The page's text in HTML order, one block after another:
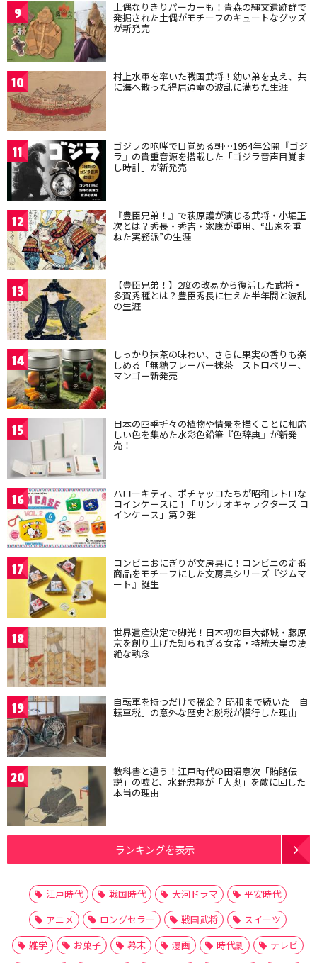
9 土偶なりきりパーカーも！青森の縄文遺跡群で
発掘された土偶がモチーフのキュートなグッズ
が新発売
10 村上水軍を率いた戦国武将！幼い弟を支え、共
に海へ散った得居通幸の波乱に満ちた生涯
11 ゴジラの咆哮で目覚める朝…1954年公開『ゴジ
ラ』の貴重音源を搭載した「ゴジラ音声目覚ま
し時計」が新発売
12 『豊臣兄弟！』で萩原護が演じる武将・小堀正
次とは？秀長・秀吉・家康が重用、“出家を重
ねた実務派”の生涯
13 【豊臣兄弟！】2度の改易から復活した武将・
多賀秀種とは？豊臣秀長に仕えた半年間と波乱
の生涯
14 しっかり抹茶の味わい、さらに果実の香りも楽
しめる「無糖フレーバー抹茶」ストロベリー、
マンゴー新発売
15 日本の四季折々の植物や情景を描くことに相応
しい色を集めた水彩色鉛筆『色辞典』が新発
売！
16 ハローキティ、ポチャッコたちが昭和レトロな
コインケースに！「サンリオキャラクターズ コ
インケース」第２弾
17 コンビニおにぎりが文房具に！コンビニの定番
商品をモチーフにした文房具シリーズ『ジムマ
ート』誕生
18 世界遺産決定で脚光！日本初の巨大都城・藤原
京を創り上げた知られざる女帝・持統天皇の凄
絶な執念
19 自転車を持つだけで税金？ 昭和まで続いた「自
転車税」の意外な歴史と脱税が横行した理由
20 教科書と違う！江戸時代の田沼意次「賄賂伝
説」の嘘と、水野忠邦が「大奥」を敵に回した
本当の理由
ランキングを表示
江戸時代 戦国時代 大河ドラマ
平安時代
アニメ
ロングセラー 戦国武将
スイーツ
雑学
お菓子 幕末 漫画 時代劇
テレビ